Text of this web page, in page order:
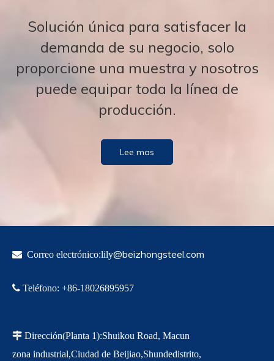
Solución única para satisfacer la
demanda de su negocio, solo
proporcione una muestra y nosotros
puede equipar toda la línea de
producción.
Lee mas
 Correo electrónico:lily@beizhongsteel.com
 Teléfono: +86-18026895957
 Dirección(Planta 1):Shuikou Road, Macun
zona industrial,Ciudad de Beijiao,Shundedistrito,